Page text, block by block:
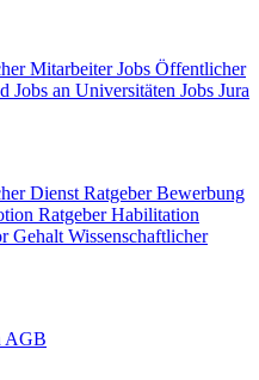
MitarbeiterJobs Öffentlicher
Jobs an Universitäten Jobs Jura
Dienst Ratgeber Bewerbung
Ratgeber Habilitation
Gehalt Wissenschaftlicher
AGB